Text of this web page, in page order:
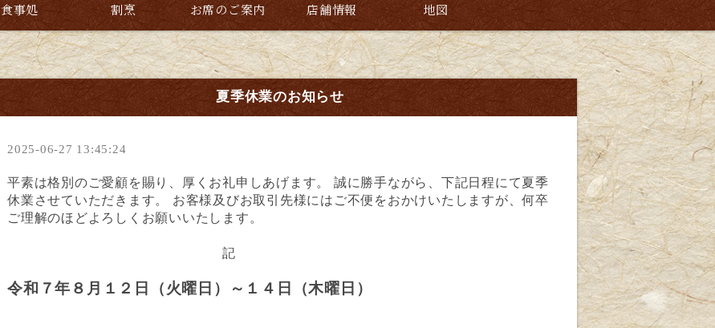
食事処 割烹 お席のご案内 店舗情報 地図
夏季休業のお知らせ
2025-06-27 13:45:24
平素は格別のご愛顧を賜り、厚くお礼申しあげます。 誠に勝手ながら、下記日程にて夏季
休業させていただきます。 お客様及びお取引先様にはご不便をおかけいたしますが、何卒
ご理解のほどよろしくお願いいたします。
記
令和７年８月１２日（火曜日）～１４日（木曜日）